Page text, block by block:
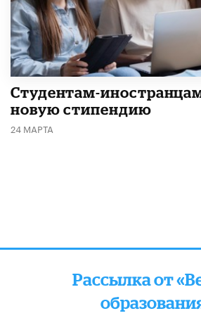
Студентам-
новую стипендию
24 МАРТА
Рассылка от